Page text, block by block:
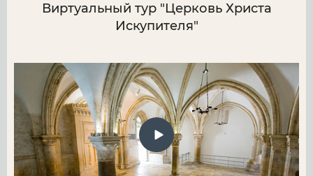
Виртуальный тур "Церковь Христа
Искупителя"